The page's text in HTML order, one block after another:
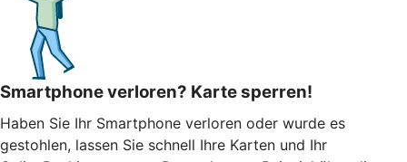
Smartphone verloren? Karte sperren!
Haben Sie Ihr Smartphone verloren oder wurde es
gestohlen, lassen Sie schnell Ihre Karten und Ihr